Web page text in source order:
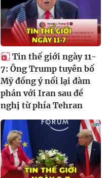
Tin thế giới ngày 11-
7: Ông Trump tuyên bố
Mỹ đồng ý nối lại đàm
phán với Iran sau đề
nghị từ phía Tehran